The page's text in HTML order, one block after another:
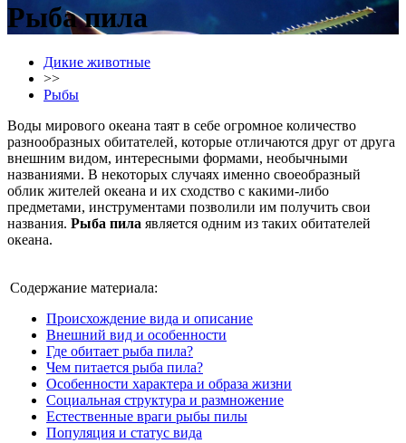
Рыба пила
Дикие животные
>>
Рыбы
Воды мирового океана таят в себе огромное количество
разнообразных обитателей, которые отличаются друг от друга
внешним видом, интересными формами, необычными
названиями. В некоторых случаях именно своеобразный
облик жителей океана и их сходство с какими-либо
предметами, инструментами позволили им получить свои
названия. Рыба пила является одним из таких обитателей
океана.
Содержание материала:
Происхождение вида и описание
Внешний вид и особенности
Где обитает рыба пила?
Чем питается рыба пила?
Особенности характера и образа жизни
Социальная структура и размножение
Естественные враги рыбы пилы
Популяция и статус вида